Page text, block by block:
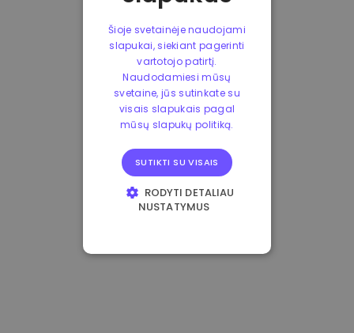
Šioje svetainėje naudojami
slapukai, siekiant pagerinti
vartotojo patirtį.
Naudodamiesi mūsų
svetaine, jūs sutinkate su
visais slapukais pagal
mūsų slapukų politiką.
SUTIKTI SU VISAIS
RODYTI DETALIAU
NUSTATYMUS